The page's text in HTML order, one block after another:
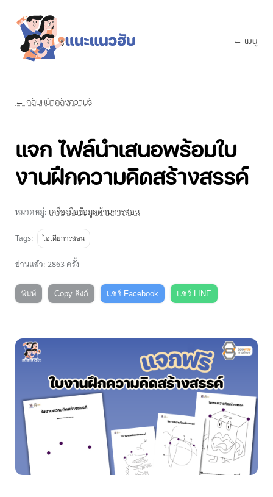
← เมนู
← กลับหน้าคลังความรู้
แจก ไฟล์นำเสนอพร้อมใบ
งานฝึกความคิดสร้างสรรค์
หมวดหมู่:เครื่องมือข้อมูลด้านการสอน
Tags:
ไอเดียการสอน
อ่านแล้ว: 2863 ครั้ง
พิมพ์ Copy ลิงก์ แชร์ Facebook แชร์ LINE